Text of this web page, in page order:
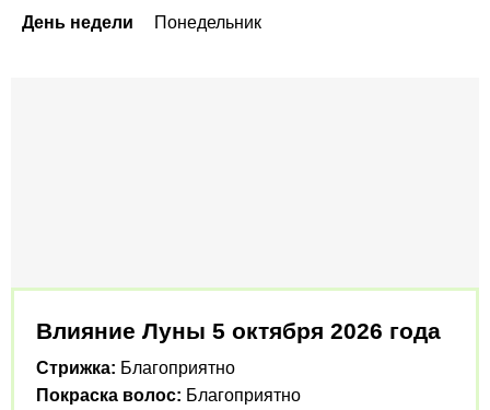
День недели
Понедельник
Влияние Луны 5 октября 2026 года
Стрижка: Благоприятно
Покраска волос: Благоприятно